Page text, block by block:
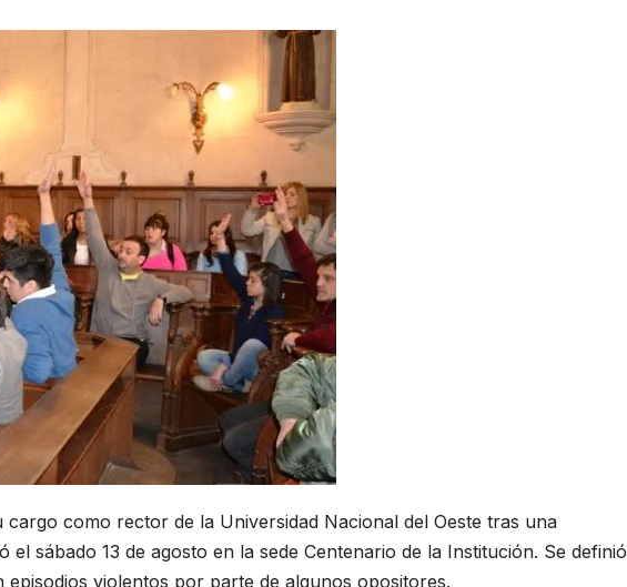
como rector de la Universidad Nacional del Oeste tras una
el sábado 13 de agosto en la sede Centenario de la Institución. Se definió
violentos por parte de algunos opositores.